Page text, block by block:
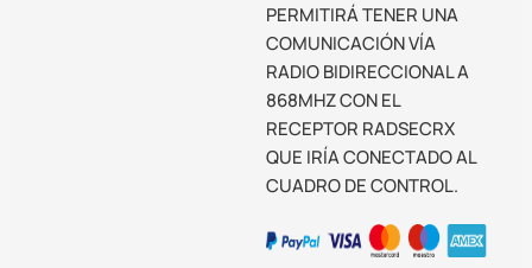
PERMITIRÁ TENER UNA
COMUNICACIÓN VÍA
RADIO BIDIRECCIONAL A
868MHZ CON EL
RECEPTOR RADSECRX
QUE IRÍA CONECTADO AL
CUADRO DE CONTROL.